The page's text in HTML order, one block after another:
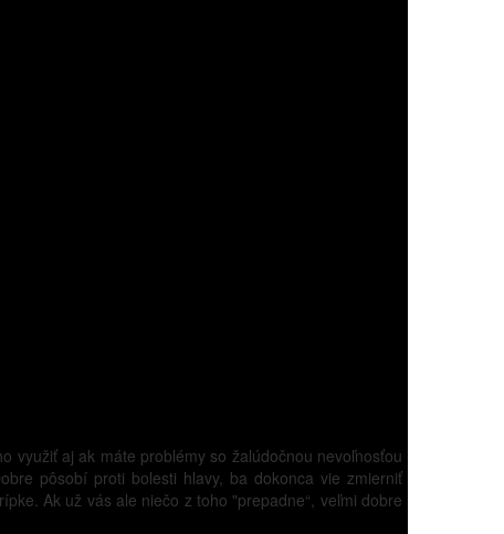
využiť aj ak máte problémy so žalúdočnou nevoľnosťou
pôsobí proti bolesti hlavy, ba dokonca vie zmierniť
Ak už vás ale niečo z toho "prepadne“, veľmi dobre